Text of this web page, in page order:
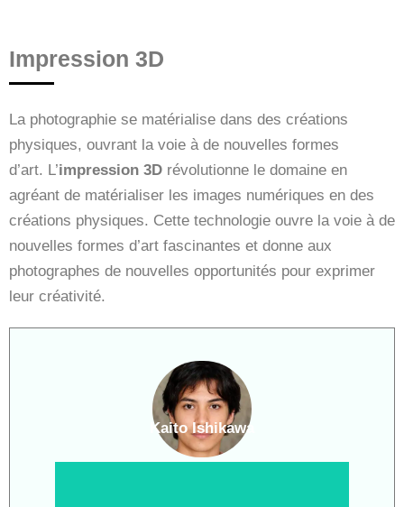
Impression 3D
La photographie se matérialise dans des créations
physiques, ouvrant la voie à de nouvelles formes
d’art. L’impression 3D révolutionne le domaine en
agréant de matérialiser les images numériques en des
créations physiques. Cette technologie ouvre la voie à de
nouvelles formes d’art fascinantes et donne aux
photographes de nouvelles opportunités pour exprimer
leur créativité.
Kaito Ishikawa